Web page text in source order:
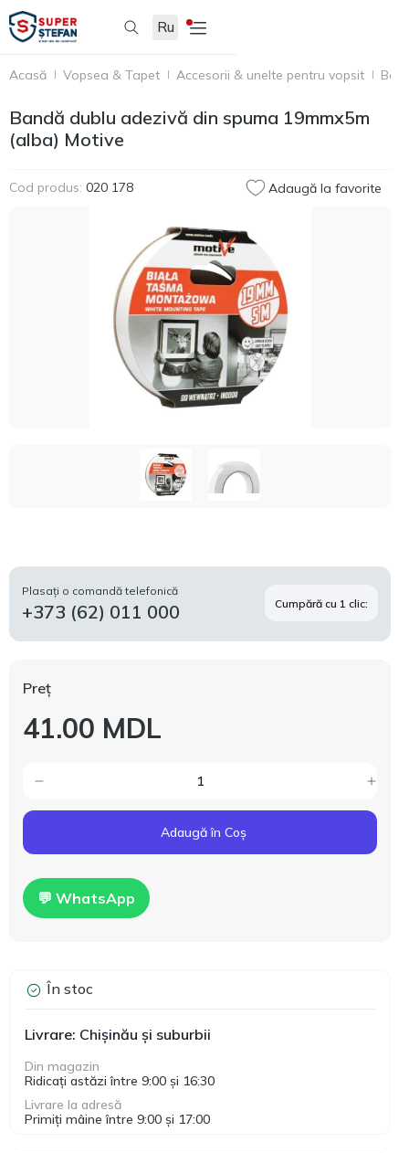
Ru
Acasă Vopsea & Tapet Accesorii & unelte pentru vopsit
Bandă dublu adezivă din spuma 19mmx5m
(alba) Motive
Cod produs: 020 178 Adaugă la favorite
Plasați o comandă telefonică
+373 (62) 011 000 Cumpără cu 1 clic:
Preț
41.00 MDL
Adaugă în Coș
💬 WhatsApp
În stoc
Livrare: Chișinău și suburbii
Din magazin
Ridicați astăzi între 9:00 și 16:30
Livrare la adresă
Primiți mâine între 9:00 și 17:00